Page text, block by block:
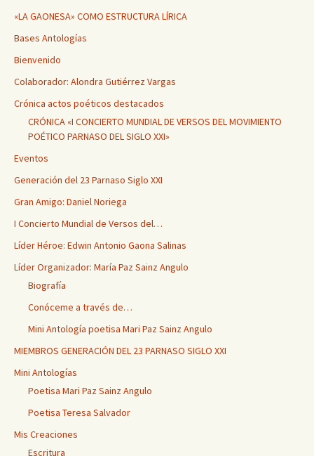
«LA GAONESA» COMO ESTRUCTURA LÍRICA
Bases Antologías
Bienvenido
Colaborador: Alondra Gutiérrez Vargas
Crónica actos poéticos destacados
CRÓNICA «I CONCIERTO MUNDIAL DE VERSOS DEL MOVIMIENTO
POÉTICO PARNASO DEL SIGLO XXI»
Eventos
Generación del 23 Parnaso Siglo XXI
Gran Amigo: Daniel Noriega
I Concierto Mundial de Versos del…
Líder Héroe: Edwin Antonio Gaona Salinas
Líder Organizador: María Paz Sainz Angulo
Biografía
Conóceme a través de…
Mini Antología poetisa Mari Paz Sainz Angulo
MIEMBROS GENERACIÓN DEL 23 PARNASO SIGLO XXI
Mini Antologías
Poetisa Mari Paz Sainz Angulo
Poetisa Teresa Salvador
Mis Creaciones
Escritura